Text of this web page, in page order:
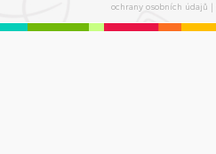
ochrany osobních údajů |